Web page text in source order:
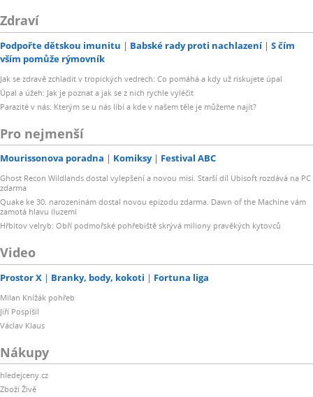
Zdraví
Podpořte dětskou imunitu Babské rady proti nachlazení
S čím
vším pomůže rýmovník
Jak se zdravě zchladit v tropických vedrech: Co pomáhá a kdy už riskujete úpal
Úpal a úžeh: Jak je poznat a jak se z nich rychle vyléčit
Parazité v nás: Kterým se u nás líbí a kde v našem těle je můžeme najít?
Pro nejmenší
Mourissonova poradna Komiksy Festival ABC
Ghost Recon Wildlands dostal vylepšení a novou misi. Starší díl Ubisoft rozdává na PC
zdarma
Quake ke 30. narozeninám dostal novou epizodu zdarma. Dawn of the Machine vám
zamotá hlavu iluzemi
Hřbitov velryb: Obří podmořské pohřebiště skrývá miliony pravěkých kytovců
Video
Prostor X Branky, body, kokoti Fortuna liga
Milan Knížák pohřeb
Jiří Pospíšil
Václav Klaus
Nákupy
hledejceny.cz
Zboží Živě